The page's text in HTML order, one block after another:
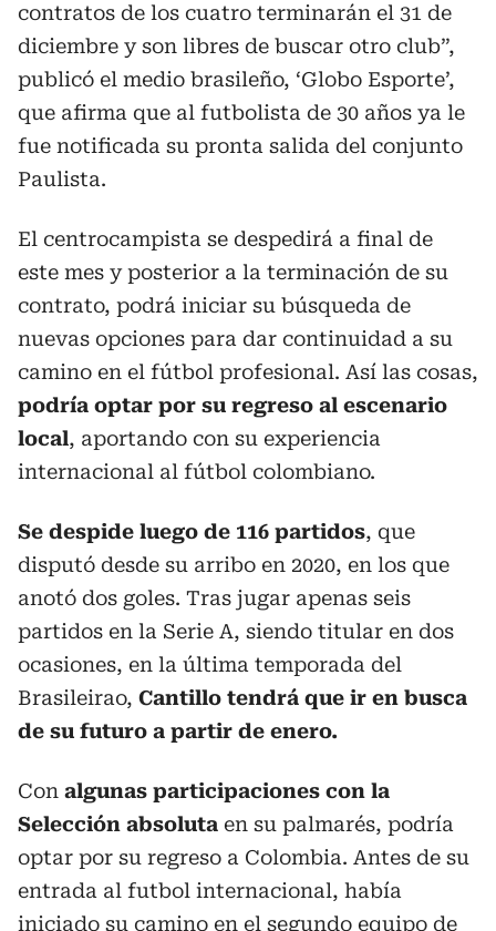
contratos de los cuatro terminarán el 31 de
diciembre y son libres de buscar otro club”,
publicó el medio brasileño, ‘Globo Esporte’,
que afirma que al futbolista de 30 años ya le
fue notificada su pronta salida del conjunto
Paulista.
El centrocampista se despedirá a final de
este mes y posterior a la terminación de su
contrato, podrá iniciar su búsqueda de
nuevas opciones para dar continuidad a su
camino en el fútbol profesional. Así las cosas,
podría optar por su regreso al escenario
local, aportando con su experiencia
internacional al fútbol colombiano.
Se despide luego de 116 partidos, que
disputó desde su arribo en 2020, en los que
anotó dos goles. Tras jugar apenas seis
partidos en la Serie A, siendo titular en dos
ocasiones, en la última temporada del
Brasileirao, Cantillo tendrá que ir en busca
de su futuro a partir de enero.
Con algunas participaciones con la
Selección absoluta en su palmarés, podría
optar por su regreso a Colombia. Antes de su
entrada al futbol internacional, había
iniciado su camino en el segundo equipo de